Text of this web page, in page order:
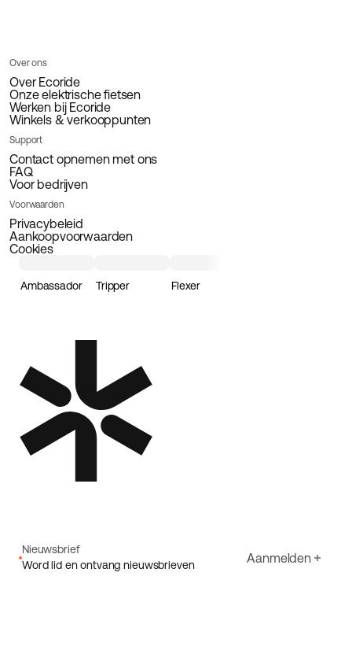
Over ons
Over Ecoride
Onze elektrische fietsen
Werken bij Ecoride
Winkels & verkooppunten
Support
Contact opnemen met ons
FAQ
Voor bedrijven
Voorwaarden
Privacybeleid
Aankoopvoorwaarden
Cookies
Ambassador Tripper Flexer
Nieuwsbrief
Word lid en ontvang nieuwsbrieven
Aanmelden